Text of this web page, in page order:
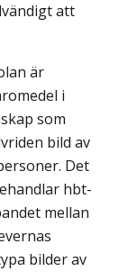
att
är
i
som
bild av
Det
hbt-
mellan
bilder av